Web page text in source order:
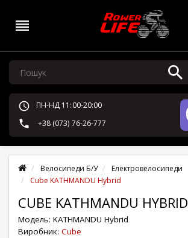
ПН-НД 11:00-20:00
+38 (073) 76-26-777
Велосипеди Б/У
Електровелосипеди
Cube KATHMANDU Hybrid
CUBE KATHMANDU HYBRID
Модель: KATHMANDU Hybrid
Виробник: Cube